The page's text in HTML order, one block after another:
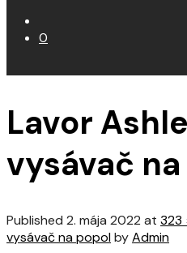
0
Lavor
vysávač
Published 2. mája 2022 at 323
vysávač na popolbyAdmin